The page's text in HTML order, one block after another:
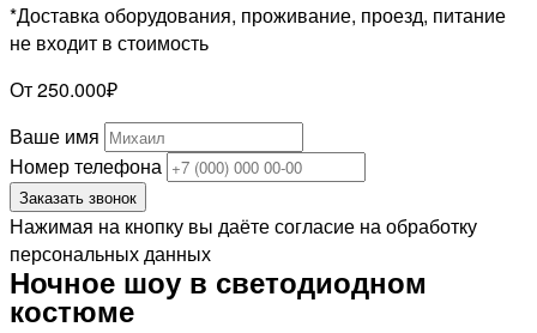
*Доставка оборудования, проживание, проезд, питание
не входит в стоимость
От 250.000₽
Ваше имя
Номер телефона
Заказать звонок
Нажимая на кнопку вы даёте согласие на обработку
персональных данных
Ночное шоу в светодиодном
костюме